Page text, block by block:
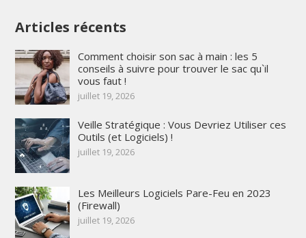
Articles récents
Comment choisir son sac à main : les 5
conseils à suivre pour trouver le sac qu`il
vous faut !
juillet 19, 2026
Veille Stratégique : Vous Devriez Utiliser ces
Outils (et Logiciels) !
juillet 19, 2026
Les Meilleurs Logiciels Pare-Feu en 2023
(Firewall)
juillet 19, 2026